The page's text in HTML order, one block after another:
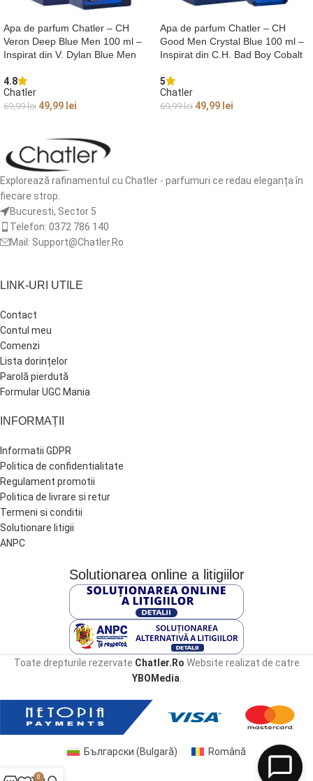
Apa de parfum Chatler – CH
Veron Deep Blue Men 100 ml –
Inspirat din V. Dylan Blue Men
4.8
Chatler
69,99lei 49,99 lei
Apa de parfum Chatler – CH
Good Men Crystal Blue 100 ml –
Inspirat din C.H. Bad Boy Cobalt
5
Chatler
69,99lei 49,99 lei
Explorează rafinamentul cu Chatler - parfumuri ce redau eleganța în
fiecare strop.
Bucuresti, Sector 5
Telefon: 0372 786 140
Mail: Support@Chatler.Ro
LINK-URI UTILE
Contact
Contul meu
Comenzi
Lista dorințelor
Parolă pierdută
Formular UGC Mania
INFORMAȚII
Informatii GDPR
Politica de confidentialitate
Regulament promotii
Politica de livrare si retur
Termeni si conditii
Solutionare litigii
ANPC
Solutionarea online a litigiilor
Toate drepturile rezervate Chatler.Ro Website realizat de catre
YBOMedia
0
Български (Bulgară) Română